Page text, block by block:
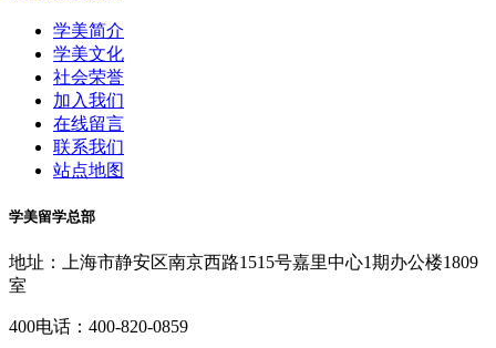
学美简介
学美文化
社会荣誉
加入我们
在线留言
联系我们
站点地图
学美留学总部
地址：上海市静安区南京西路1515号嘉里中心1期办公楼1809
室
400电话：400-820-0859